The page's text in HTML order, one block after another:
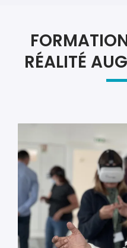
RÉALITÉ